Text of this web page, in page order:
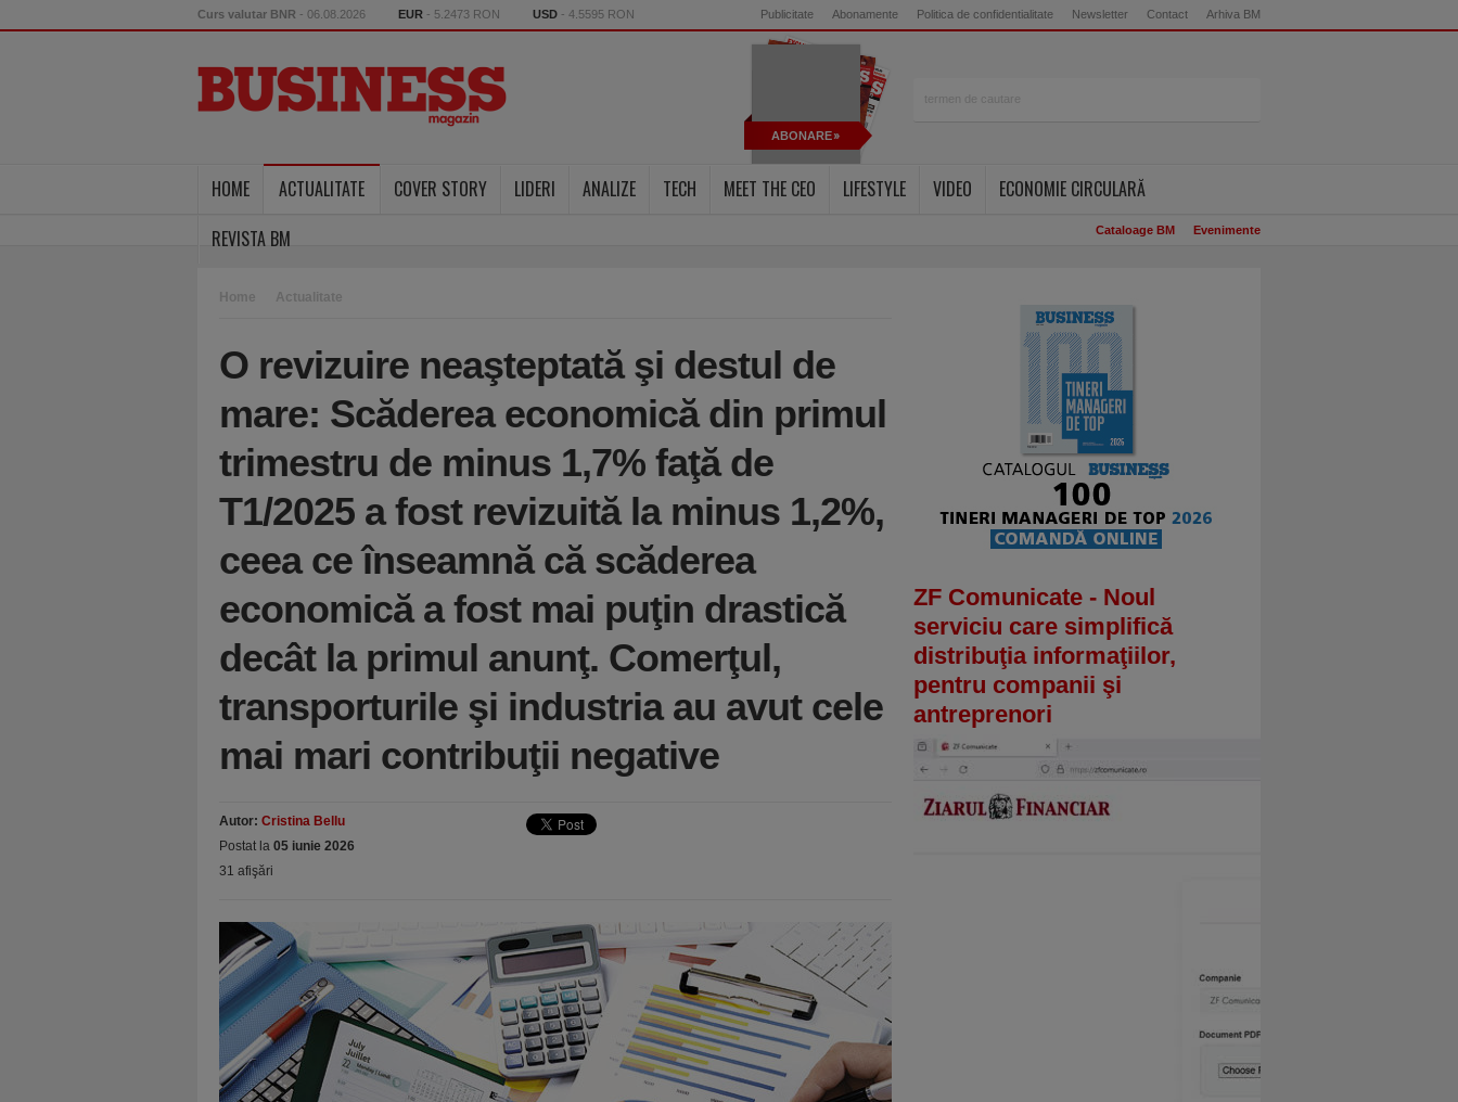
Curs valutar BNR - 06.08.2026 EUR - 5.2473 RON USD - 4.5595 RON Publicitate Abonamente Politica de confidentialitate Newsletter Contact Arhiva BM
ABONARE
HOME ACTUALITATE COVER STORY LIDERI ANALIZE TECH MEET THE CEO LIFESTYLE VIDEO
ECONOMIE CIRCULARĂ
REVISTA BM
Cataloage BM Evenimente
Home Actualitate
O revizuire neaşteptată şi destul de
mare: Scăderea economică din primul
trimestru de minus 1,7% faţă de
T1/2025 a fost revizuită la minus 1,2%,
ceea ce înseamnă că scăderea
economică a fost mai puţin drastică
decât la primul anunţ. Comerţul,
transporturile şi industria au avut cele
mai mari contribuţii negative
Autor: Cristina Bellu
Postat la 05 iunie 2026
31 afişări
ZF Comunicate - Noul
serviciu care simplifică
distribuţia informaţiilor,
pentru companii şi
antreprenori